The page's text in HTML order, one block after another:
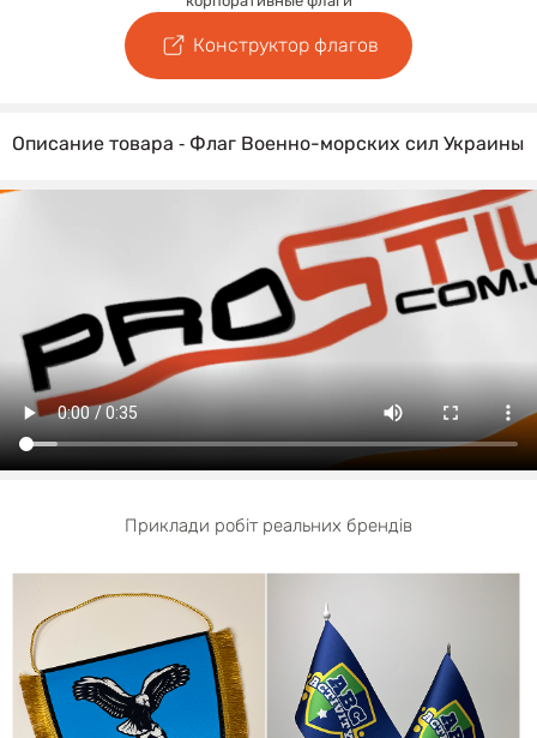
Конструктор флагов
Описание товара ‐ Флаг Военно-морских сил Украины
Приклади робіт реальних брендів